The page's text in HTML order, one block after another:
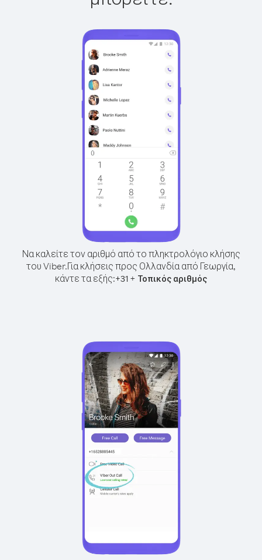
Να καλείτε τον αριθμό από το πληκτρολόγιο κλήσης
του Viber.Για κλήσεις προς Ολλανδία από Γεωργία,
κάντε τα εξής:+31 + Τοπικός αριθμός